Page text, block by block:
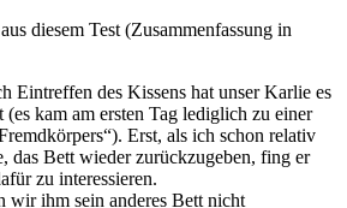
diesem Test (Zusammenfassung in
Eintreffen des Kissens hat unser Karlie es
(es kam am ersten Tag lediglich zu einer
Erst, als ich schon relativ
das Bett wieder zurückzugeben, fing er
zu interessieren.
wir ihm sein anderes Bett nicht